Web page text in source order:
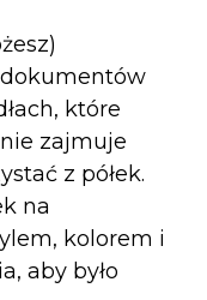
które
zajmuje
z półek.
na
kolorem i
aby było